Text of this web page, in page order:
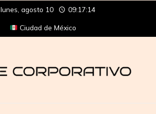
lunes, agosto 10 09:17:14
Ciudad de México